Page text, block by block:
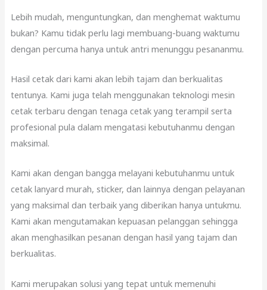
Lebih mudah, menguntungkan, dan menghemat waktumu
bukan? Kamu tidak perlu lagi membuang-buang waktumu
dengan percuma hanya untuk antri menunggu pesananmu.
Hasil cetak dari kami akan lebih tajam dan berkualitas
tentunya. Kami juga telah menggunakan teknologi mesin
cetak terbaru dengan tenaga cetak yang terampil serta
profesional pula dalam mengatasi kebutuhanmu dengan
maksimal.
Kami akan dengan bangga melayani kebutuhanmu untuk
cetak lanyard murah, sticker, dan lainnya dengan pelayanan
yang maksimal dan terbaik yang diberikan hanya untukmu.
Kami akan mengutamakan kepuasan pelanggan sehingga
akan menghasilkan pesanan dengan hasil yang tajam dan
berkualitas.
Kami merupakan solusi yang tepat untuk memenuhi